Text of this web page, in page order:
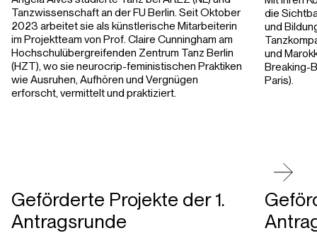
Tanzwissenschaft an der FU Berlin. Seit Oktober
2023 arbeitet sie als künstlerische Mitarbeiterin
im Projektteam von Prof. Claire Cunningham am
Hochschulübergreifenden Zentrum Tanz Berlin
(HZT), wo sie neurocrip-feministischen Praktiken
wie Ausruhen, Aufhören und Vergnügen
erforscht, vermittelt und praktiziert.
die
und
und
Breaking-
Paris).
Geförderte Projekte der 1.
Antragsrunde